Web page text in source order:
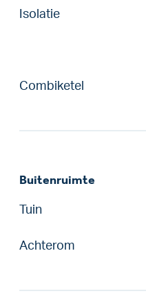
Isolatie
Combiketel
Buitenruimte
Tuin
Achterom